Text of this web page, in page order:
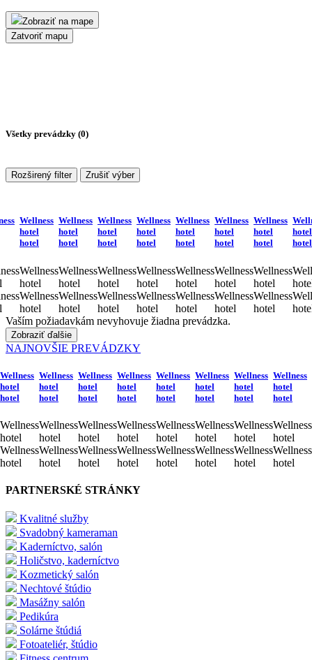
Zobraziť na mape
Zatvoriť mapu
Všetky prevádzky (0)
Rozširený filter Zrušiť výber
Wellness
hotel
hotel
Wellness
hotel
Wellness
hotel
Wellness
hotel
hotel
Wellness
hotel
Wellness
hotel
Wellness
hotel
hotel
Wellness
hotel
Wellness
hotel
Wellness
hotel
hotel
Wellness
hotel
Wellness
hotel
Wellness
hotel
hotel
Wellness
hotel
Wellness
hotel
Wellness
hotel
hotel
Wellness
hotel
Wellness
hotel
Wellness
hotel
hotel
Wellness
hotel
Wellness
hotel
hotel
hotel
Vaším požiadavkám nevyhovuje žiadna prevádzka.
Zobraziť ďalšie
NAJNOVŠIE PREVÁDZKY
Wellness
hotel
hotel
Wellness
hotel
Wellness
hotel
Wellness
hotel
hotel
Wellness
hotel
Wellness
hotel
Wellness
hotel
hotel
Wellness
hotel
Wellness
hotel
Wellness
hotel
hotel
Wellness
hotel
Wellness
hotel
Wellness
hotel
hotel
Wellness
hotel
Wellness
hotel
Wellness
hotel
hotel
Wellness
hotel
Wellness
hotel
Wellness
hotel
hotel
Wellness
hotel
Wellness
hotel
Wellness
hotel
hotel
Wellness
hotel
Wellness
hotel
PARTNERSKÉ STRÁNKY
Kvalitné služby
Svadobný kameraman
Kaderníctvo, salón
Holičstvo, kaderníctvo
Kozmetický salón
Nechtové štúdio
Masážny salón
Pedikúra
Solárne štúdiá
Fotoateliér, štúdio